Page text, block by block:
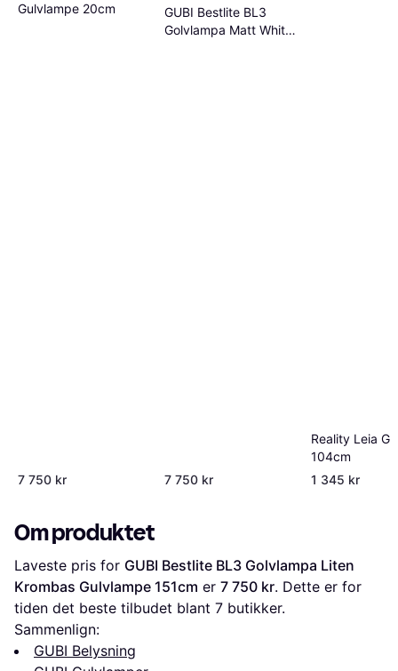
Gulvlampe 20cm
7 750 kr
GUBI Bestlite BL3
Golvlampa Matt White
7 750 kr
Reality Leia
104cm
1 345 kr
Om produktet
Laveste pris for GUBI Bestlite BL3 Golvlampa Liten
Krombas Gulvlampe 151cm er 7 750 kr. Dette er for
tiden det beste tilbudet blant 7 butikker.
Sammenlign:
GUBI Belysning